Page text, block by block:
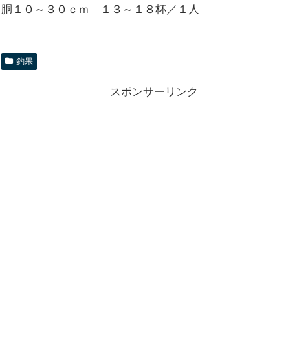
胴１０～３０ｃｍ １３～１８杯／１人
釣果
スポンサーリンク